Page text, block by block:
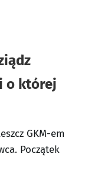
o której
GKM-em
Początek